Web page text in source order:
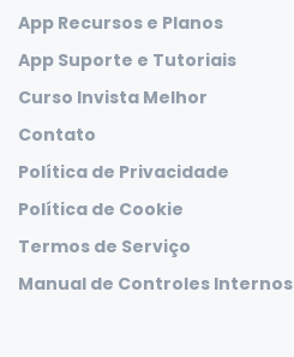
App Recursos e Planos
App Suporte e Tutoriais
Curso Invista Melhor
Contato
Política de Privacidade
Política de Cookie
Termos de Serviço
Manual de Controles Internos